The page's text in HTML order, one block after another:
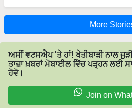
More
ਅਸੀਂ ਵਟਸਐਪ 'ਤੇ ਹਾਂ! ਖੇਤੀਬਾੜੀ ਨਾਲ
ਤਾਜ਼ਾ ਖ਼ਬਰਾਂ ਮੋਬਾਈਲ ਵਿੱਚ ਪੜ੍ਹਨ ਲਈ
ਹੋਵੋ।
Join on